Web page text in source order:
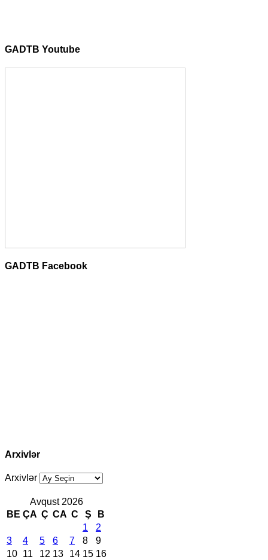
GADTB Youtube
GADTB Facebook
Arxivlər
Arxivlər
Avqust 2026
BE ÇA Ç CA C Ş
B
1
2
3
4 5 6 7 8
9
10 11 12 13 14 15 16